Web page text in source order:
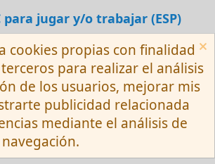
para jugar y/o trabajar (ESP)
Tu
Términos y reglas
Ayuda
R
S
S
by XenForo ® © 2010-
Ltd.
cookies propias con finalidad
para realizar el análisis
de los usuarios, mejorar mis
publicidad relacionada
mediante el análisis de